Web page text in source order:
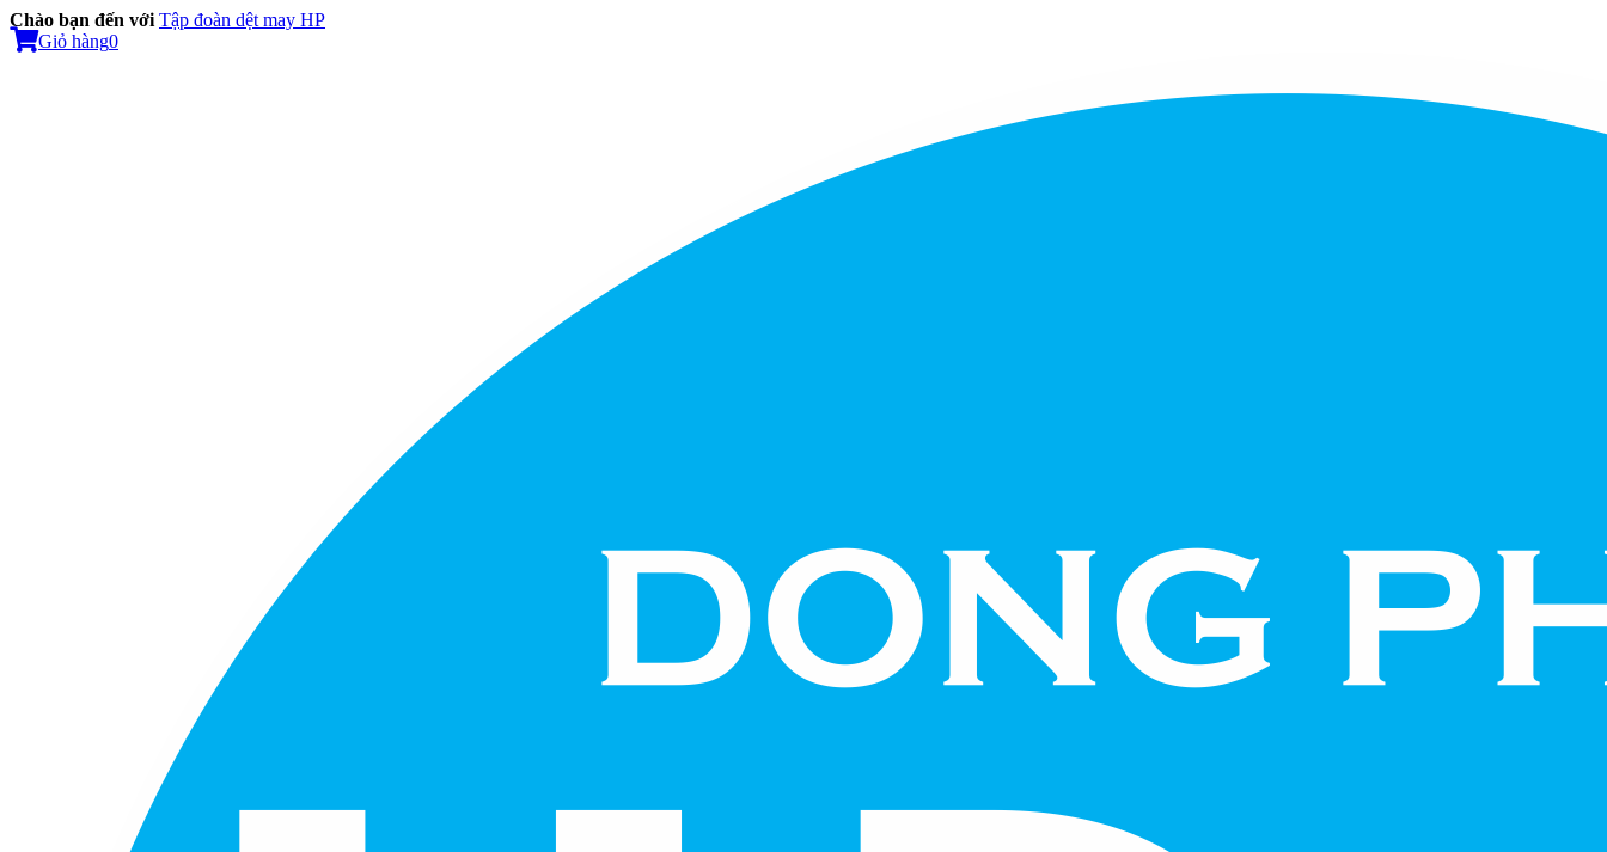
Chào bạn đến với Tập đoàn dệt may HP
Giỏ hàng0